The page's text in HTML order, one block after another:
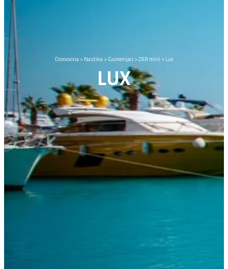
Domovina>Nautika>Gumenjaci >ZAR mini >Lux
LUX